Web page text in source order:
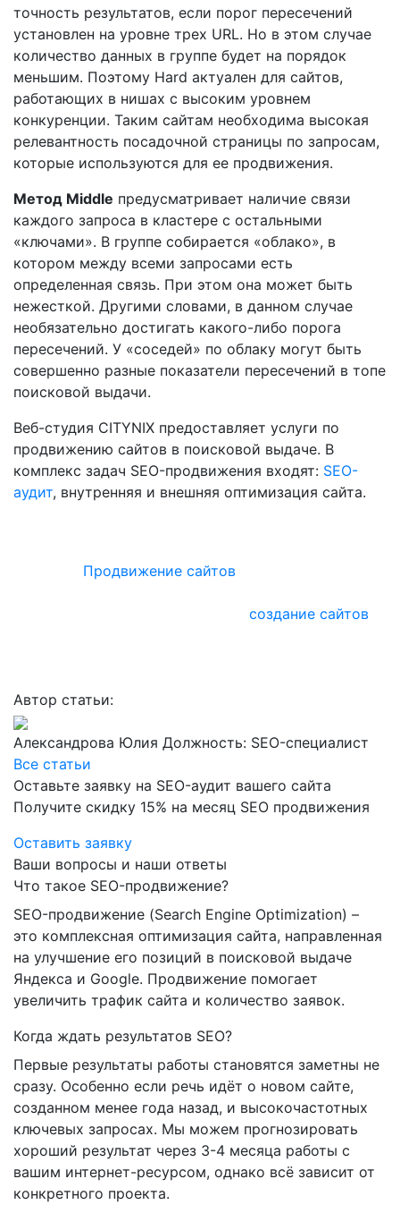
точность результатов, если порог пересечений
установлен на уровне трех URL. Но в этом случае
количество данных в группе будет на порядок
меньшим. Поэтому Hard актуален для сайтов,
работающих в нишах с высоким уровнем
конкуренции. Таким сайтам необходима высокая
релевантность посадочной страницы по запросам,
которые используются для ее продвижения.
Метод Middle предусматривает наличие связи
каждого запроса в кластере с остальными
«ключами». В группе собирается «облако», в
котором между всеми запросами есть
определенная связь. При этом она может быть
нежесткой. Другими словами, в данном случае
необязательно достигать какого-либо порога
пересечений. У «соседей» по облаку могут быть
совершенно разные показатели пересечений в топе
поисковой выдачи.
Веб-студия CITYNIX предоставляет услуги по
продвижению сайтов в поисковой выдаче. В
комплекс задач SEO-продвижения входят: SEO-
аудит, внутренняя и внешняя оптимизация сайта.
Продвижение сайтов
создание сайтов
Автор статьи:
Александрова Юлия Должность: SEO-специалист
Все статьи
Оставьте заявку на SEO-аудит вашего сайта
Получите скидку 15% на месяц SEO продвижения
Оставить заявку
Ваши вопросы и наши ответы
Что такое SEO-продвижение?
SEO-продвижение (Search Engine Optimization) –
это комплексная оптимизация сайта, направленная
на улучшение его позиций в поисковой выдаче
Яндекса и Google. Продвижение помогает
увеличить трафик сайта и количество заявок.
Когда ждать результатов SEO?
Первые результаты работы становятся заметны не
сразу. Особенно если речь идёт о новом сайте,
созданном менее года назад, и высокочастотных
ключевых запросах. Мы можем прогнозировать
хороший результат через 3-4 месяца работы с
вашим интернет-ресурсом, однако всё зависит от
конкретного проекта.